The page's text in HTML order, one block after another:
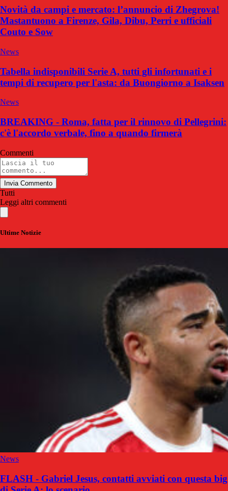
Novità da campi e mercato: l’annuncio di Zhegrova!
Mastantuono a Firenze, Gila, Dibu, Perri e ufficiali
Couto e Sow
News
Tabella indisponibili Serie A, tutti gli infortunati e i
tempi di recupero per l'asta: da Buongiorno a Isaksen
News
BREAKING - Roma, fatta per il rinnovo di Pellegrini:
c'è l'accordo verbale, fino a quando firmerà
Commenti
Invia Commento
Tutti
Leggi altri commenti
Ultime Notizie
News
FLASH - Gabriel Jesus, contatti avviati con questa big